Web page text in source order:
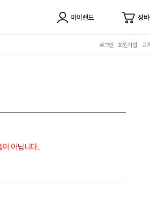
마이랜드 장
로그인 회원가입 고
이 아닙니다.